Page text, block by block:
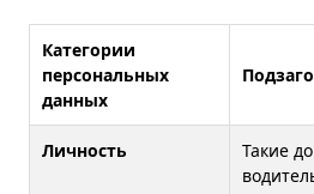
Категории
персональных
данных
Личность
Такие